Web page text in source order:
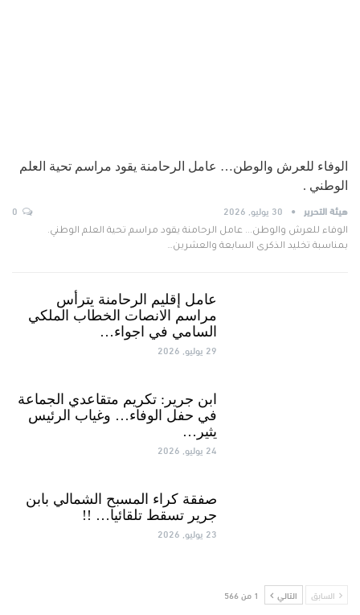
الوفاء للعرش والوطن… عامل الرحامنة يقود مراسم تحية العلم
الوطني .
هيئة التحرير 30 يوليو, 2026
الوفاء للعرش والوطن... عامل الرحامنة يقود مراسم تحية العلم الوطني.
بمناسبة تخليد الذكرى السابعة والعشرين…
عامل إقليم الرحامنة يترأس
مراسم الانصات الخطاب الملكي
السامي في اجواء…
29 يوليو, 2026
ابن جرير: تكريم متقاعدي الجماعة
في حفل الوفاء… وغياب الرئيس
يثير…
24 يوليو, 2026
صفقة كراء المسبح الشمالي بابن
جرير تسقط تلقائيا… !!
23 يوليو, 2026
السابق التالي
1 من 566